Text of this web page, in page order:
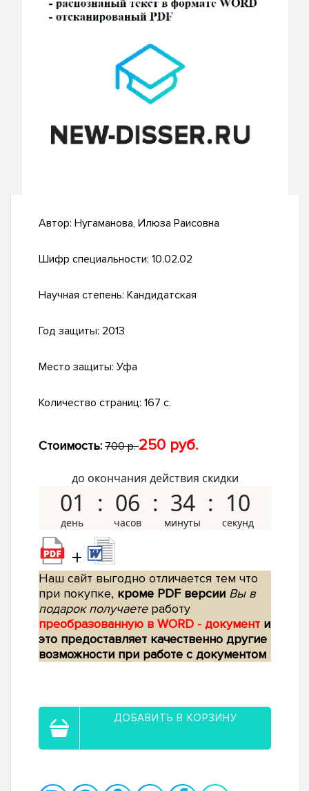
Автор: Нугаманова, Илюза Раисовна
Шифр специальности: 10.02.02
Научная степень: Кандидатская
Год защиты: 2013
Место защиты: Уфа
Количество страниц: 167 с.
Стоимость: 700 р.250 руб.
до окончания действия скидки
01 06 34 09
+
Наш сайт выгодно отличается тем что
при покупке, кроме PDF версии Вы в
подарок получаетеработу
преобразованную в WORD - документ и
это предоставляет качественно другие
возможности при работе с документом
ДОБАВИТЬ В КОРЗИНУ